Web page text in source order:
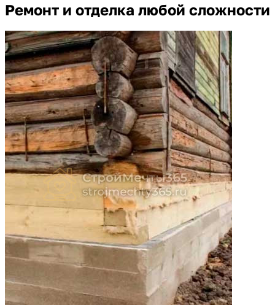
Ремонт и отделка любой сложности